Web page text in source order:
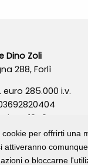
Dino Zoli
288, Forlì
285.000 i.v.
n. 10404
per offrirti una
attiveranno
o bloccarne